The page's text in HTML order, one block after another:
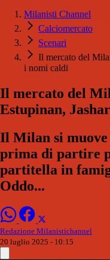
Milanisti Channel
Calciomercato
Scenari
Il mercato del
i nomi caldi
Il mercato del
Estupinan,
Il Milan si muove
prima di partire
partitella in
Oddo...
Redazione Milanistichannel
20 luglio 2025 - 10:15